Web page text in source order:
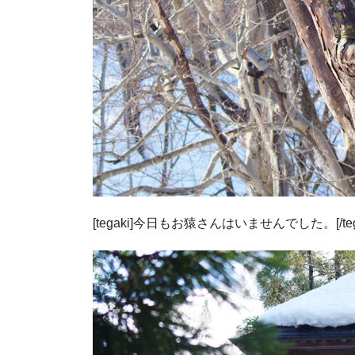
[tegaki]今日もお猿さんはいませんでした。[/